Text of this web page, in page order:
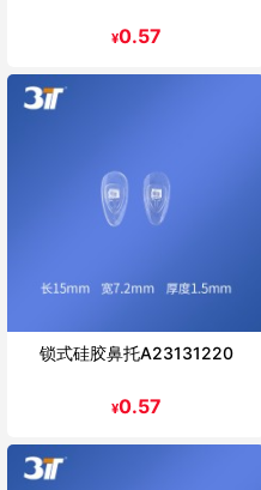
¥0.57
锁式硅胶鼻托A23131220
¥0.57